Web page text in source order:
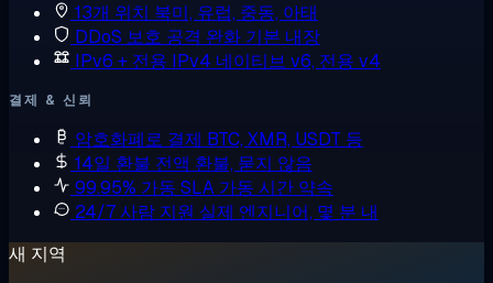
13개 위치 북미, 유럽, 중동, 아태
DDoS 보호 공격 완화 기본 내장
IPv6 + 전용 IPv4 네이티브 v6, 전용 v4
결제 & 신뢰
암호화폐로 결제 BTC, XMR, USDT 등
14일 환불 전액 환불, 묻지 않음
99.95% 가동 SLA 가동 시간 약속
24/7 사람 지원 실제 엔지니어, 몇 분 내
새 지역